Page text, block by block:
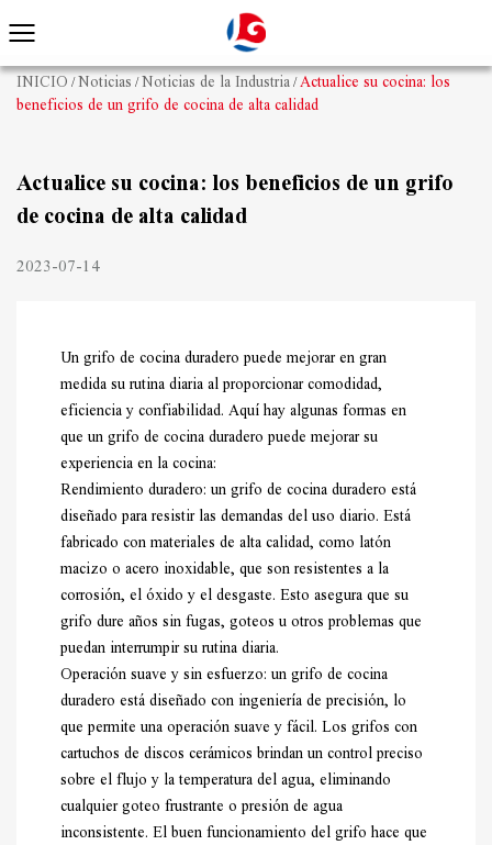
INICIO /Noticias /Noticias de la Industria /Actualice su cocina: los
beneficios de un grifo de cocina de alta calidad
Actualice su cocina: los beneficios de un grifo
de cocina de alta calidad
2023-07-14
Un grifo de cocina duradero puede mejorar en gran
medida su rutina diaria al proporcionar comodidad,
eficiencia y confiabilidad. Aquí hay algunas formas en
que un grifo de cocina duradero puede mejorar su
experiencia en la cocina:
Rendimiento duradero: un grifo de cocina duradero está
diseñado para resistir las demandas del uso diario. Está
fabricado con materiales de alta calidad, como latón
macizo o acero inoxidable, que son resistentes a la
corrosión, el óxido y el desgaste. Esto asegura que su
grifo dure años sin fugas, goteos u otros problemas que
puedan interrumpir su rutina diaria.
Operación suave y sin esfuerzo: un grifo de cocina
duradero está diseñado con ingeniería de precisión, lo
que permite una operación suave y fácil. Los grifos con
cartuchos de discos cerámicos brindan un control preciso
sobre el flujo y la temperatura del agua, eliminando
cualquier goteo frustrante o presión de agua
inconsistente. El buen funcionamiento del grifo hace que